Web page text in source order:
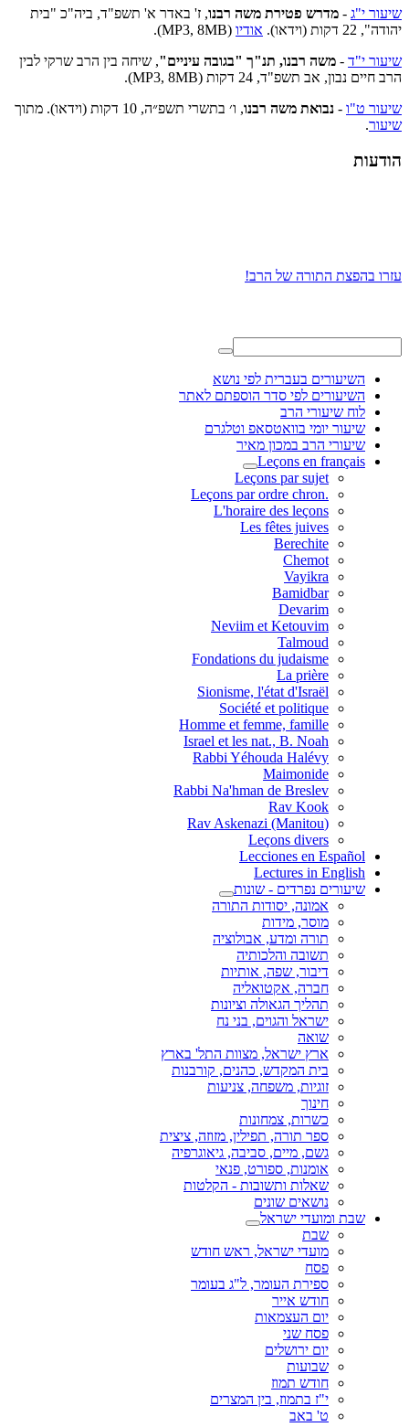
שיעור י"ג - מדרש פטירת משה רבנו, ז' באדר א' תשפ"ד, ביה"כ "בית
יהודה", 22 דקות (וידאו).
אודיו (MP3, 8MB).
שיעור י"ד - משה רבנו, תנ"ך "בגובה עיניים", שיחה בין הרב שרקי לבין
הרב חיים נבון, אב תשפ"ד, 24 דקות (MP3, 8MB).
שיעור ט"ו - נבואת משה רבנו, ו׳ בתשרי תשפ״ה, 10 דקות (וידאו). מתוך
שיעור.
הודעות
עזרו בהפצת התורה של הרב!
השיעורים בעברית לפי נושא
השיעורים לפי סדר הוספתם לאתר
לוח שיעורי הרב
שיעור יומי בוואטסאפ וטלגרם
שיעורי הרב במכון מאיר
Leçons en français
Leçons par sujet
.Leçons par ordre chron
L'horaire des leçons
Les fêtes juives
Berechite
Chemot
Vayikra
Bamidbar
Devarim
Neviim et Ketouvim
Talmoud
Fondations du judaisme
La prière
Sionisme, l'état d'Israël
Société et politique
Homme et femme, famille
Israel et les nat., B. Noah
Rabbi Yéhouda Halévy
Maimonide
Rabbi Na'hman de Breslev
Rav Kook
(Rav Askenazi (Manitou
Leçons divers
Lecciones en Español
Lectures in English
שיעורים נפרדים - שונות
אמונה, יסודות התורה
מוסר, מידות
תורה ומדע, אבולוציה
תשובה והלכותיה
דיבור, שפה, אותיות
חברה, אקטואליה
תהליך הגאולה וציונות
ישראל והגוים, בני נח
שואה
ארץ ישראל, מצוות התל' בארץ
בית המקדש, כהנים, קורבנות
זוגיות, משפחה, צניעות
חינוך
כשרות, צמחונות
ספר תורה, תפילין, מזוזה, ציצית
גשם, מיים, סביבה, גיאוגרפיה
אומנות, ספורט, פנאי
שאלות ותשובות - הקלטות
נושאים שונים
שבת ומועדי ישראל
שבת
מועדי ישראל, ראש חודש
פסח
ספירת העומר, ל"ג בעומר
חודש אייר
יום העצמאות
פסח שני
יום ירושלים
שבועות
חודש תמוז
י"ז בתמוז, בין המצרים
ט' באב